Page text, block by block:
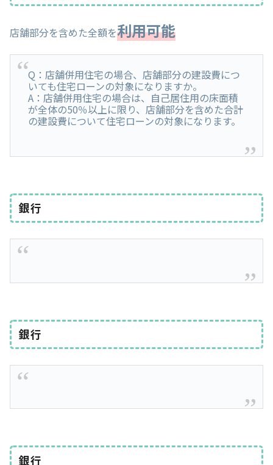
店舗部分を含めた全額を利用可能
Q：店舗併用住宅の場合、店舗部分の建設費につ
いても住宅ローンの対象になりますか。
A：店舗併用住宅の場合は、自己居住用の床面積
が全体の50％以上に限り、店舗部分を含めた合計
の建設費について住宅ローンの対象になります。
銀行
銀行
銀行